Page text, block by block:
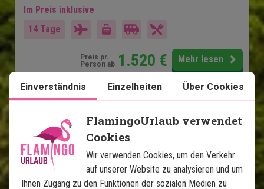
Im Preis inklusive
14 Tage
Preis pr.
Person ab 1.520 € Mehr lesen
Einverständnis Einzelheiten Über Cookies
FlamingoUrlaub verwendet
Cookies
Wir verwenden Cookies, um den Verkehr
auf unserer Website zu analysieren und um
Ihnen Zugang zu den Funktionen der sozialen Medien zu